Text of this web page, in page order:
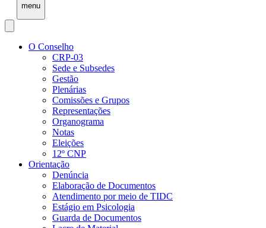
menu
O Conselho
CRP-03
Sede e Subsedes
Gestão
Plenárias
Comissões e Grupos
Representações
Organograma
Notas
Eleições
12º CNP
Orientação
Denúncia
Elaboração de Documentos
Atendimento por meio de TIDC
Estágio em Psicologia
Guarda de Documentos